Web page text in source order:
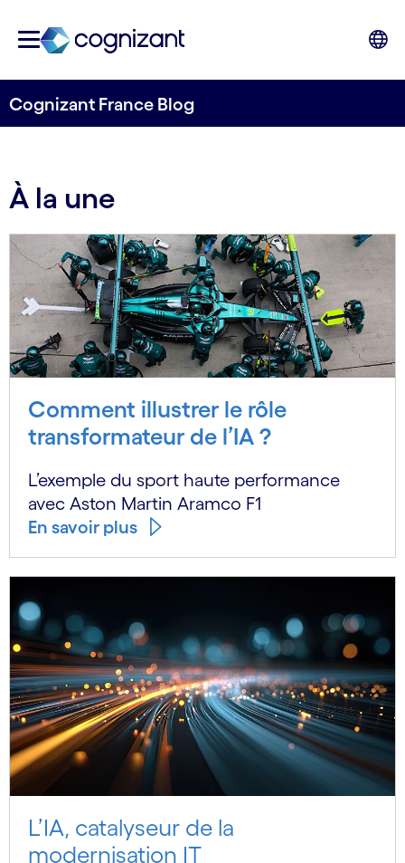
Cognizant France Blog
À la une
Comment illustrer le rôle
transformateur de l’IA ?
L’exemple du sport haute performance
avec Aston Martin Aramco F1
En savoir plus
L’IA, catalyseur de la
modernisation IT